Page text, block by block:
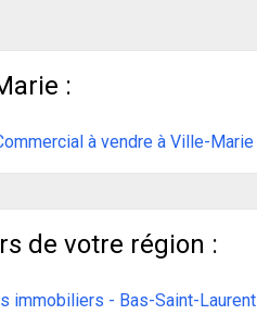
:
à vendre à Ville-Marie
de votre région :
immobiliers - Bas-Saint-Laurent